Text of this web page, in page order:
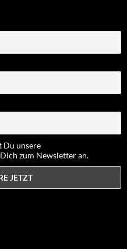
Du unsere
zum Newsletter an.